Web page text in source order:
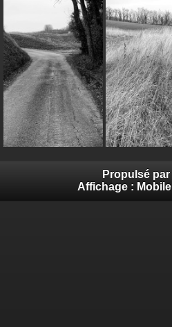
Propulsé par
Affichage : Mobile